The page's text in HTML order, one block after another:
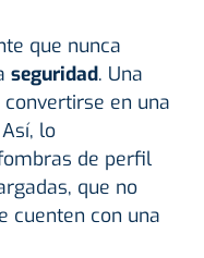
que nunca
seguridad. Una
en una
lo
de perfil
que no
cuenten con una